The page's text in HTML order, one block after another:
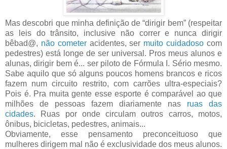
Mas descobri que minha definição de “dirigir bem” (respeitar
as leis do trânsito, inclusive não correr e nunca dirigir
bêbad@, não cometeracidentes, ser muito cuidadoso com
pedestres) está longe de ser universal. Pros meus alunos e
alunas, dirigir bem é... ser piloto de Fórmula I. Sério mesmo.
Sabe aquilo que só alguns poucos homens brancos e ricos
fazem num circuito restrito, com carrões ultra-especiais?
Pois é. Pra muita gente esse esporte é comparável ao que
milhões de pessoas fazem diariamente nas ruas das
cidades. Ruas por onde circulam outros carros, motos,
ônibus, bicicletas, pedestres, animais...
Obviamente, esse pensamento preconceituoso que
mulheres dirigem mal não é exclusividade dos meus alunos.